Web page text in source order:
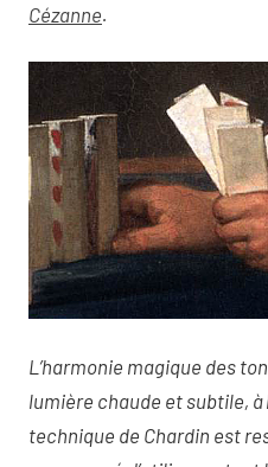
Cézanne.
L’harmonie magique des
lumière chaude et subtile,
technique de Chardin est